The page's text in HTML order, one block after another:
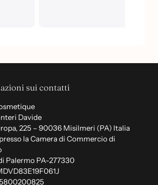
sui contatti
Davide
225 – 90036 Misilmeri (PA) Italia
la Camera di Commercio di
Palermo PA-277330